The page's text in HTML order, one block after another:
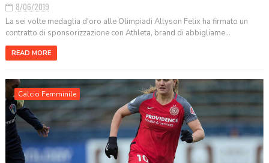
8/06/2019
La sei volte medaglia d'oro alle Olimpiadi Allyson Felix ha firmato un
contratto di sponsorizzazione con Athleta, brand di abbigliame...
READ MORE
Calcio Femminile